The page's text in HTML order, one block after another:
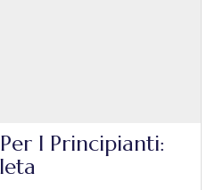
I Principianti: